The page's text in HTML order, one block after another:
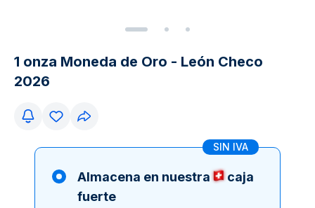
1 onza Moneda de Oro - León Checo
2026
SIN IVA
Almacena en nuestra
caja
fuerte